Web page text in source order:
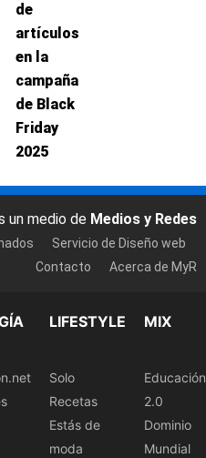
de
artículos
en la
campaña
de Black
Friday
2025
un medio de Medios y Redes
Servicio de Diseño web
Contacto
Acerca de MyR
LIFESTYLE
Solo
Recetas
Estás de
moda
MIX
Educación
2.0
Dominio
Mundial